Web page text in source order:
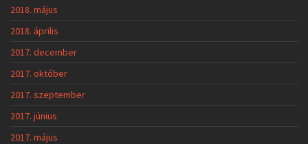
2018. május
2018. április
2017. december
2017. október
2017. szeptember
2017. június
2017. május